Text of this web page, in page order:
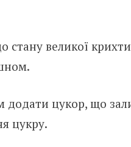
стану великої
додати цукор, що
цукру.